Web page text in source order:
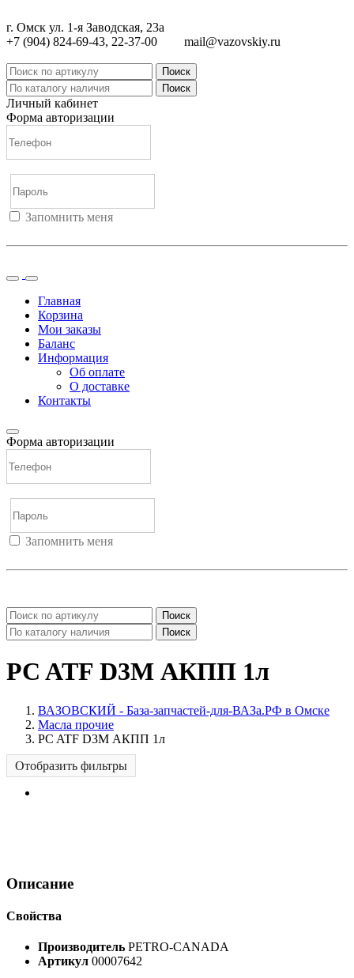
г. Омск ул. 1-я Заводская, 23а
+7 (904) 824-69-43, 22-37-00
mail@vazovskiy.ru
Поиск
Поиск
Личный кабинет
Форма авторизации
Запомнить меня
Главная
Корзина
Мои заказы
Баланс
Информация
Об оплате
О доставке
Контакты
Форма авторизации
Запомнить меня
Поиск
Поиск
PC ATF D3M АКПП 1л
ВАЗОВСКИЙ - База-запчастей-для-ВАЗа.РФ в Омске
Масла прочие
PC ATF D3M АКПП 1л
Отобразить фильтры
Описание
Свойства
Производитель PETRO-CANADA
Артикул 00007642